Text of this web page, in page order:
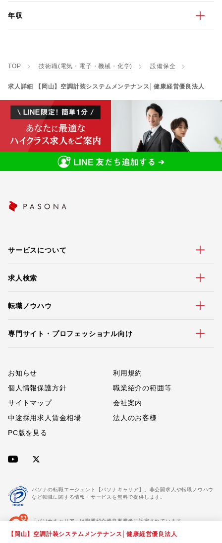
年収
TOP 技術職(電気・電子・機械・化学) 設備保全
求人詳細 【岡山】空調計装システムメンテナンス│健康経営優良法人
サービスについて
求人検索
転職ノウハウ
専門サイト・プロフェッショナル向け
お知らせ
利用規約
個人情報保護方針
職業紹介の範囲等
サイトマップ
会社案内
中途採用求人賃金相場
法人のお客様
PC版を見る
パソナの転職エージェント【パソナキャリア】。非公開求人や転職ノウハウ
など転職に関する情報・サービスを無料で提供します。
「パソナキャリア」は職業紹介優良事業者に認定されています。
【岡山】空調計装システムメンテナンス│健康経営優良法人